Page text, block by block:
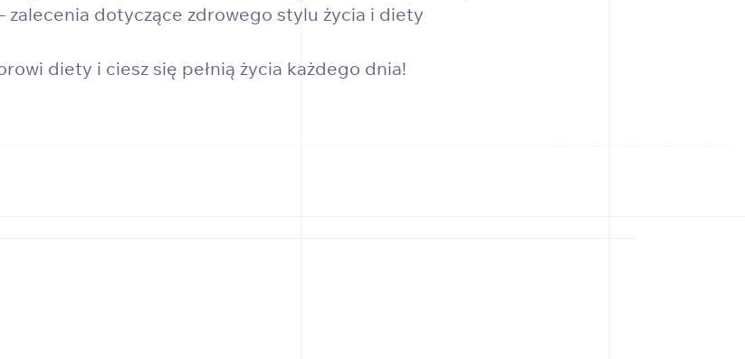
dotyczące zdrowego stylu życia i diety
diety i ciesz się pełnią życia każdego dnia!